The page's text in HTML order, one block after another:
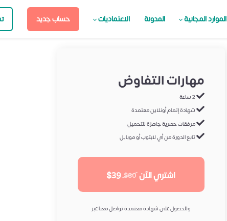
الموارد المجانية المدونة الاعتماديات حساب جديد
مهارات التفاوض
شهادة إتمام أونلاين معتمدة
مرفقات حصرية جاهزة للتحميل
تابع الدورة من أي لابتوب أو موبايل
اشتري الآن $80
$39
وللحصول على شهادة معتمدة تواصل معنا عبر